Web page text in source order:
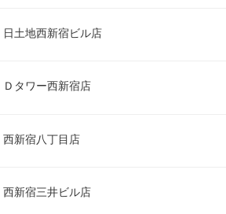
日土地西新宿ビル店
Ｄタワー西新宿店
西新宿八丁目店
西新宿三井ビル店